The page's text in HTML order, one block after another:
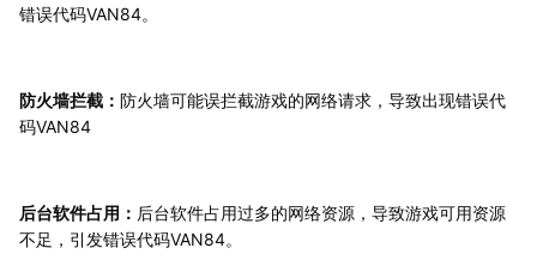
错误代码VAN84。
防火墙拦截： 防火墙可能误拦截游戏的网络请求，导致出现错误代
码VAN84
后台软件占用： 后台软件占用过多的网络资源，导致游戏可用资源
不足，引发错误代码VAN84。